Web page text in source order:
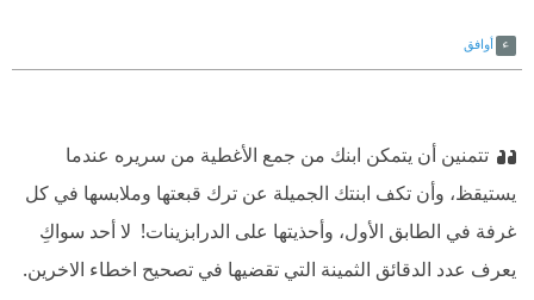
أوافق
تتمنين أن يتمكن ابنك من جمع الأغطية من سريره عندما
يستيقظ، وأن تكف ابنتك الجميلة عن ترك قبعتها وملابسها في كل
غرفة في الطابق الأول، وأحذيتها على الدرابزينات! ‫ لا أحد سواكِ
يعرف عدد الدقائق الثمينة التي تقضيها في تصحيح اخطاء الاخرين.